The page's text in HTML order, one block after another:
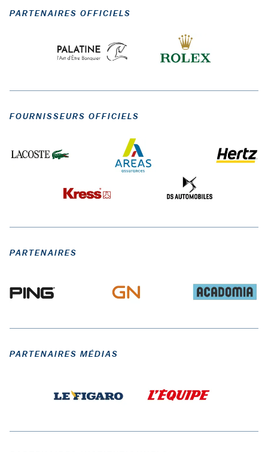
PARTENAIRES OFFICIELS
FOURNISSEURS OFFICIELS
PARTENAIRES
PARTENAIRES MÉDIAS